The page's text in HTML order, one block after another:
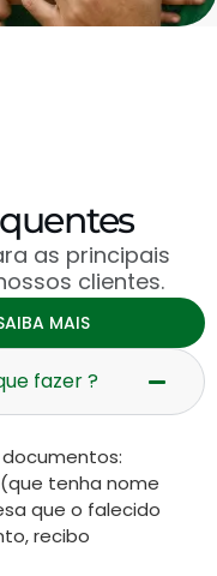
fazer ?
tenha nome
que o falecido
recibo
as principais
clientes.
MAIS